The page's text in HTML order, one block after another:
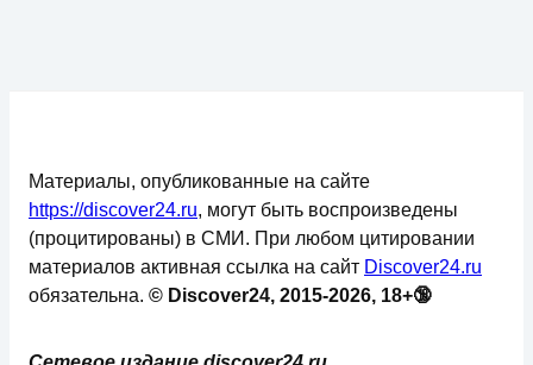
Материалы, опубликованные на сайте
https://discover24.ru, могут быть воспроизведены
(процитированы) в СМИ. При любом цитировании
материалов активная ссылка на сайт Discover24.ru
обязательна. © Discover24, 2015-2026, 18+🔞